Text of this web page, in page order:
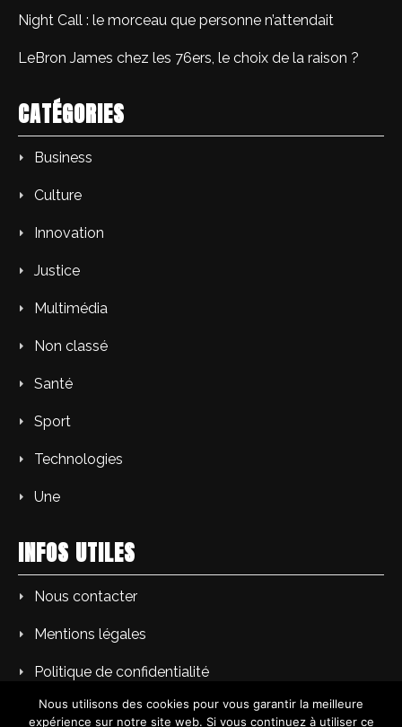
Night Call : le morceau que personne n’attendait
LeBron James chez les 76ers, le choix de la raison ?
CATÉGORIES
Business
Culture
Innovation
Justice
Multimédia
Non classé
Santé
Sport
Technologies
Une
INFOS UTILES
Nous contacter
Mentions légales
Politique de confidentialité
Nous utilisons des cookies pour vous garantir la meilleure
expérience sur notre site web. Si vous continuez à utiliser ce